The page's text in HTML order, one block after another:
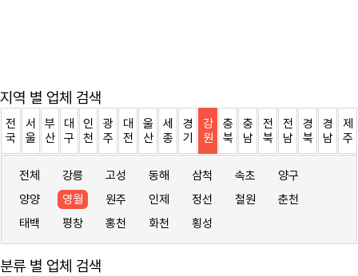
지역 별 업체 검색
전
국
서
울
부
산
대
구
인
천
광
주
대
전
울
산
세
종
경
기
강
원
충
북
충
남
전
북
전
남
경
북
경
남
제
주
전체 강릉 고성 동해 삼척 속초
양구
양양
영월 원주 인제 정선 철원
춘천
태백
평창 홍천 화천 횡성
분류 별 업체 검색